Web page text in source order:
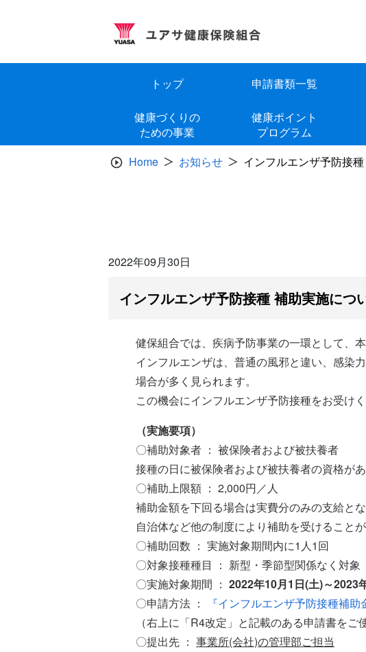
トップ 申請書類一覧
健康づくりの
ための事業
健康ポイント
プログラム
Home お知らせ インフルエンザ予防接
2022年09月30日
インフルエンザ予防接種 補助実施につ
健保組合では、疾病予防事業の一環として、
インフルエンザは、普通の風邪と違い、感染
場合が多く見られます。
この機会にインフルエンザ予防接種をお受けく
（実施要項）
〇補助対象者 ： 被保険者および被扶養者
接種の日に被保険者および被扶養者の資格があ
〇補助上限額 ： 2,000円／人
補助金額を下回る場合は実費分のみの支給と
自治体など他の制度により補助を受けること
〇補助回数 ： 実施対象期間内に1人1回
〇対象接種種目 ： 新型・季節型関係なく対象
〇実施対象期間 ： 2022年10月1日(土)～2023
〇申請方法 ：
『インフルエンザ予防接種補助
（右上に「R4改定」と記載のある申請書を
〇提出先 ： 事業所(会社)の管理部ご担当